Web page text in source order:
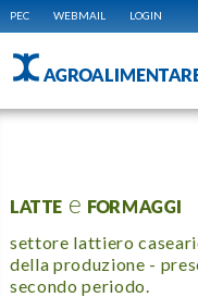
PEC WEBMAIL LOGIN
LATTE e FORMAGGI
settore lattiero
della produzione -
secondo periodo.